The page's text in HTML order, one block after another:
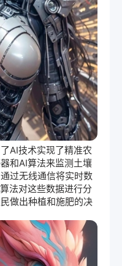
AI技术实现了精准农
和AI算法来监测土壤
过无线通信将实时数
法对这些数据进行分
做出种植和施肥的决